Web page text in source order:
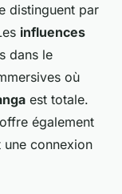
distinguent par
influences
dans le
où
est totale.
offre également
connexion